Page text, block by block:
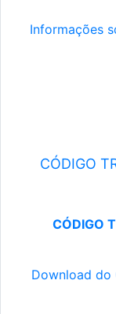
Informações
CÓDIGO
CÓDIGO
Download